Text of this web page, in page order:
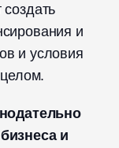
и
и условия
и